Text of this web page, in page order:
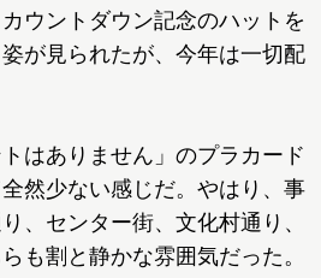
ウントダウン記念のハットを
が見られたが、今年は一切配
はありません」のプラカード
然少ない感じだ。やはり、事
、センター街、文化村通り、
も割と静かな雰囲気だった。